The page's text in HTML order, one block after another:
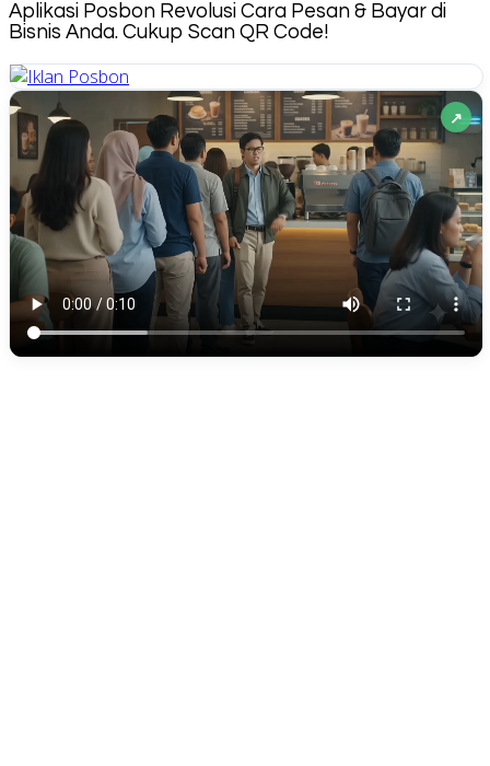
Aplikasi Posbon Revolusi Cara Pesan & Bayar di
Bisnis Anda. Cukup Scan QR Code!
↗